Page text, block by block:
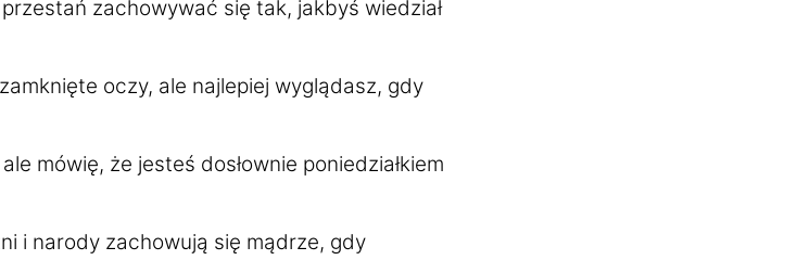
zachowywać się tak, jakbyś wiedział
oczy, ale najlepiej wyglądasz, gdy
mówię, że jesteś dosłownie poniedziałkiem
i narody zachowują się mądrze, gdy